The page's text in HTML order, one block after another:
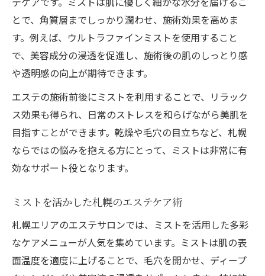
とで、角質層までしっかり潤わせ、施術効果を高めま
す。例えば、ウルトラファインミストを使用すること
で、美容成分の浸透を促進し、施術後の肌のしっとり感
や透明感の向上が期待できます。
エステの施術前後にミストを利用することで、リラック
ス効果も得られ、日常のストレスを和らげながら美肌を
目指すことができます。乾燥や毛穴の目立ちなど、札幌
ならではの悩みを抱える方にとって、ミストは非常に有
効なサポート役となります。
ミストを活かした札幌のエステケア術
札幌エリアのエステサロンでは、ミストを活用した多彩
なケアメニューが人気を集めています。ミストは肌の表
面温度を適度に上げることで、毛穴を開かせ、ディープ